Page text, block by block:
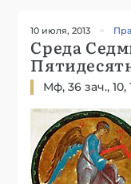
10 июля, 2013
Среда
Мф, 36 зач., 10,